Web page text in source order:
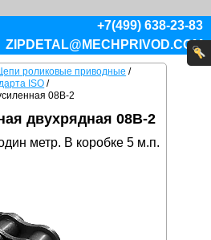
+7(499) 638-23-83
ZIPDETAL@MECHPRIVOD.COM
роликовые приводные /
ISO /
08B-2
двухрядная 08B-2
метр. В коробке 5 м.п.